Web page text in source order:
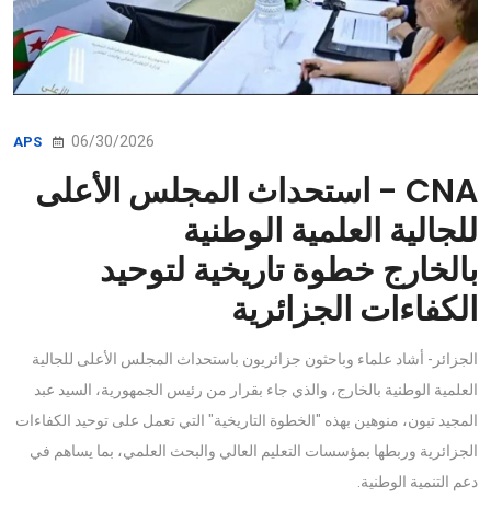
APS 06/30/2026
CNA - استحداث المجلس الأعلى
للجالية العلمية الوطنية
بالخارج خطوة تاريخية لتوحيد
الكفاءات الجزائرية
الجزائر- أشاد علماء وباحثون جزائريون باستحداث المجلس الأعلى للجالية
العلمية الوطنية بالخارج، والذي جاء بقرار من رئيس الجمهورية، السيد عبد
المجيد تبون، منوهين بهذه "الخطوة التاريخية" التي تعمل على توحيد الكفاءات
الجزائرية وربطها بمؤسسات التعليم العالي والبحث العلمي، بما يساهم في
دعم التنمية الوطنية.